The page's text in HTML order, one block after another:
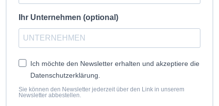
Ihr Unternehmen (optional)
Ich möchte den Newsletter erhalten und akzeptiere die
Datenschutzerklärung.
Sie können den Newsletter jederzeit über den Link in unserem
Newsletter abbestellen.